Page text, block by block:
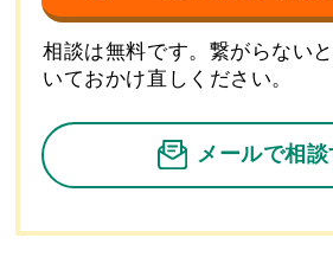
相談は無料です。繋がらない
いておかけ直しください。
メールで相談